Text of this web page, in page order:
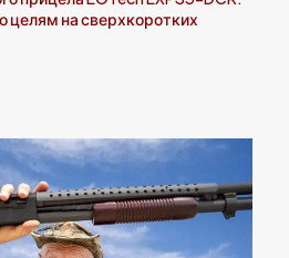
целям на сверхкоротких